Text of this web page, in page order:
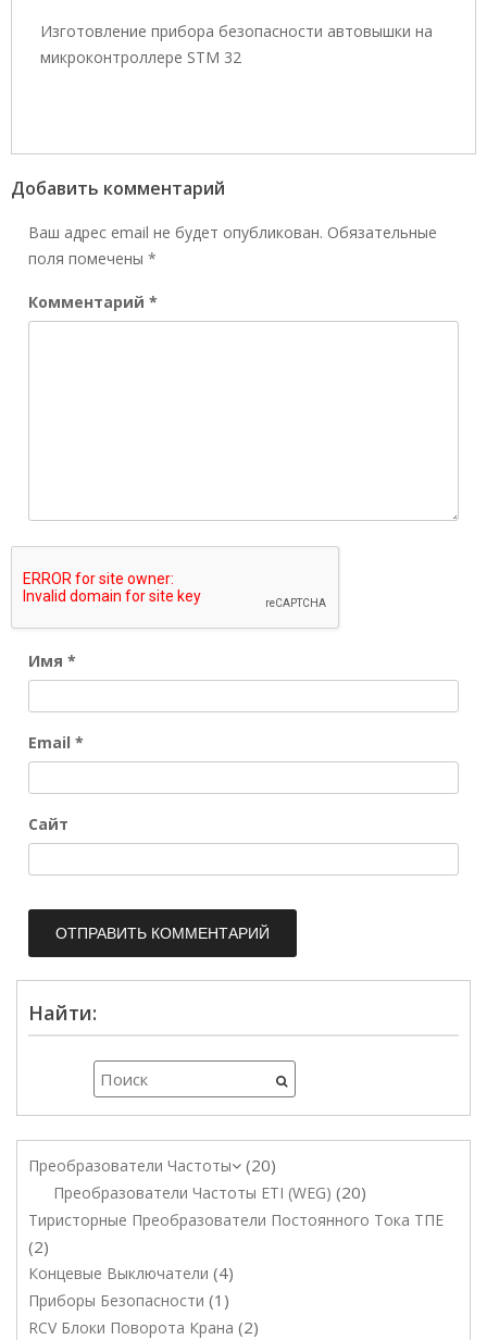
Изготовление прибора безопасности автовышки на
микроконтроллере STM 32
Добавить комментарий
Ваш адрес email не будет опубликован. Обязательные
поля помечены *
Комментарий *
Имя *
Email *
Сайт
Найти:
Преобразователи Частоты 20
Преобразователи Частоты ETI (WEG) 20
Тиристорные Преобразователи Постоянного Тока ТПЕ
2
Концевые Выключатели 4
Приборы Безопасности 1
RCV Блоки Поворота Крана 2